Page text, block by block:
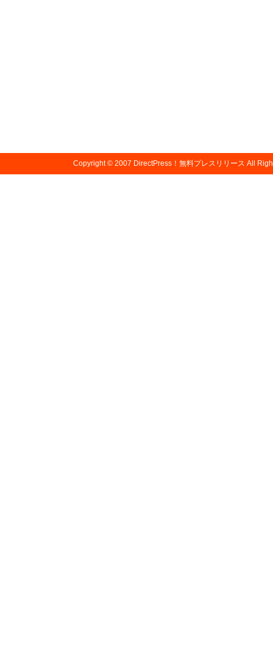
Copyright © 2007 DirectPress！無料プレスリリース All